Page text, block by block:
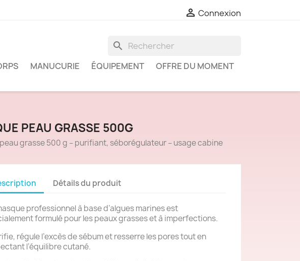
 Connexion
search
MANUCURIE ÉQUIPEMENT OFFRE DU MOMENT
PEAU GRASSE 500G
grasse 500 g – purifiant, séborégulateur – usage cabine
Détails du produit
professionnel à base d’algues marines est
formulé pour les peaux grasses et à imperfections.
régule l’excès de sébum et resserre les pores tout en
l’équilibre cutané.